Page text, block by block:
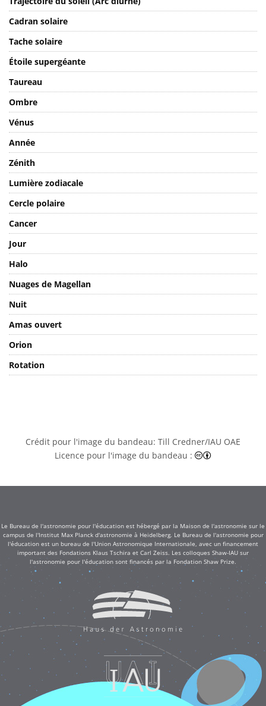
Cadran solaire
Tache solaire
Étoile supergéante
Taureau
Ombre
Vénus
Année
Zénith
Lumière zodiacale
Cercle polaire
Cancer
Jour
Halo
Nuages de Magellan
Nuit
Amas ouvert
Orion
Rotation
Crédit pour l'image du bandeau: Till Credner/IAU OAE
Licence pour l'image du bandeau :
Creative
Le Bureau de l'astronomie pour l'éducation est hébergé par la Maison de l'astronomie sur le
campus de l'Institut Max Planck d'astronomie à Heidelberg. Le Bureau de l'astronomie pour
l'éducation est un bureau de l'Union Astronomique Internationale, avec un financement
important des Fondations Klaus Tschira et Carl Zeiss. Les colloques Shaw-IAU sur
l'astronomie pour l'éducation sont financés par la Fondation Shaw Prize.